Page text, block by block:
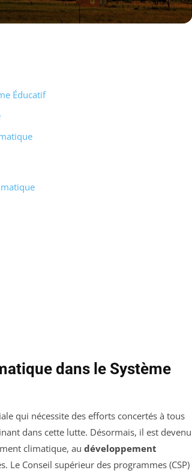
Éducatif
dans le Système
qui nécessite des efforts concertés à tous
dans cette lutte. Désormais, il est devenu
climatique, au développement
Le Conseil supérieur des programmes (CSP)